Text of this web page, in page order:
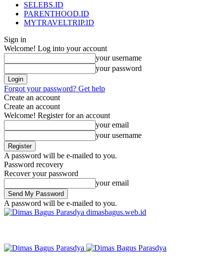
SELEBS.ID
PARENTHOOD.ID
MYTRAVELTRIP.ID
Sign in
Welcome! Log into your account
your username
your password
Forgot your password? Get help
Create an account
Create an account
Welcome! Register for an account
your email
your username
A password will be e-mailed to you.
Password recovery
Recover your password
your email
A password will be e-mailed to you.
dimasbagus.web.id